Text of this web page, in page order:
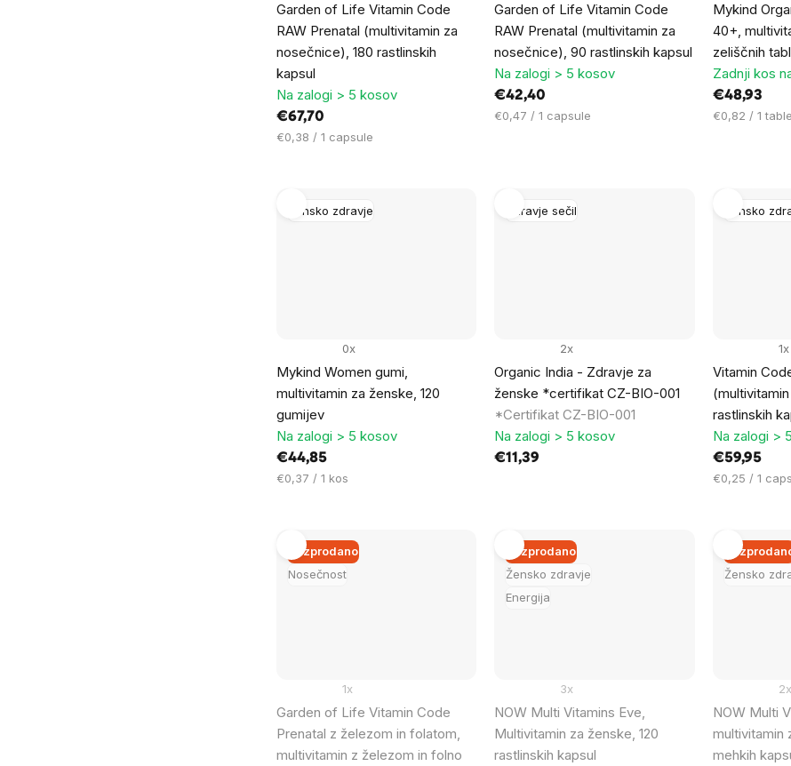
Garden of Life Vitamin Code
RAW Prenatal (multivitamin za
nosečnice), 180 rastlinskih
kapsul
Na zalogi > 5 kosov
€67,70
Cena
€0,38 / 1 capsule
Garden of Life Vitamin Code
RAW Prenatal (multivitamin za
nosečnice), 90 rastlinskih kapsul
Na zalogi > 5 kosov
€42,40
Cena
€0,47 / 1 capsule
Mykind
40+,
zeliščnih
Zadnji kos
€48,93
Cena
€0,82 / 1
Žensko zdravje
Mykind Women gumi,
multivitamin za ženske, 120
gumijev
0x
Na zalogi > 5 kosov
€44,85
Cena
€0,37 / 1 kos
Zdravje sečil
Organic India - Zdravje za
ženske *certifikat CZ-BIO-001
*Certifikat CZ-BIO-001
2x
Na zalogi > 5 kosov
€11,39
Žensko
Vitamin
rastlinskih
1x
Na zalogi >
€59,95
Cena
€0,25 / 1
Nosečnost
Razprodano
Garden of Life Vitamin Code
Prenatal z železom in folatom,
multivitamin z železom in folno
1x
Žensko zdravje
Energija
Razprodano
NOW Multi Vitamins Eve,
Multivitamin za ženske, 120
rastlinskih kapsul
3x
Žensko
NOW Multi
multivitamin
mehkih
2x